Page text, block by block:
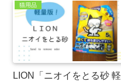
猫用品
LION「ニオイをとる砂 軽